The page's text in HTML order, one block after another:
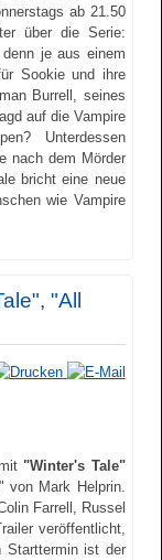
ab 21.50
über die Serie:
je aus einem
Sookie und ihre
Burrell, seines
auf die Vampire
Unterdessen
nach dem Mörder
bricht eine neue
wie Vampire
"All
"Winter's Tale"
von Mark Helprin.
Farrell, Russel
veröffentlicht,
Starttermin ist der